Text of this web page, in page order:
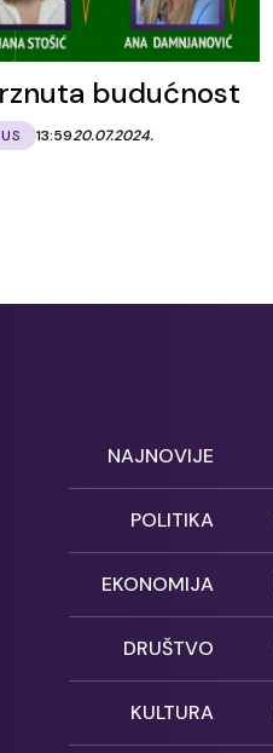
budućnost
13:5920.07.2024.
NAJNOVIJE
POLITIKA
EKONOMIJA
DRUŠTVO
KULTURA